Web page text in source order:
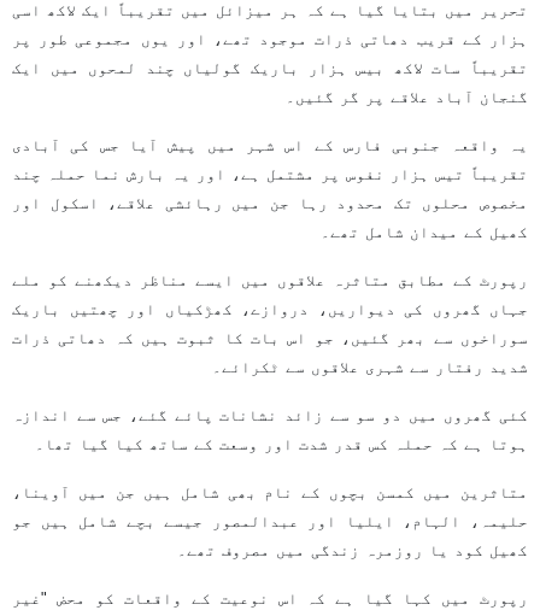
تحریر میں بتایا گیا ہے کہ ہر میزائل میں تقریباً ایک لاکھ اسی
ہزار کے قریب دھاتی ذرات موجود تھے، اور یوں مجموعی طور پر
تقریباً سات لاکھ بیس ہزار باریک گولیاں چند لمحوں میں ایک
گنجان آباد علاقے پر گر گئیں۔
یہ واقعہ جنوبی فارس کے اس شہر میں پیش آیا جس کی آبادی
تقریباً تیس ہزار نفوس پر مشتمل ہے، اور یہ بارش نما حملہ چند
مخصوص محلوں تک محدود رہا جن میں رہائشی علاقے، اسکول اور
کھیل کے میدان شامل تھے۔
رپورٹ کے مطابق متاثرہ علاقوں میں ایسے مناظر دیکھنے کو ملے
جہاں گھروں کی دیواریں، دروازے، کھڑکیاں اور چھتیں باریک
سوراخوں سے بھر گئیں، جو اس بات کا ثبوت ہیں کہ دھاتی ذرات
شدید رفتار سے شہری علاقوں سے ٹکرائے۔
کئی گھروں میں دو سو سے زائد نشانات پائے گئے، جس سے اندازہ
ہوتا ہے کہ حملہ کس قدر شدت اور وسعت کے ساتھ کیا گیا تھا۔
متاثرین میں کمسن بچوں کے نام بھی شامل ہیں جن میں آوینا،
حلیمہ، الہام، ایلیا اور عبدالمصور جیسے بچے شامل ہیں جو
کھیل کود یا روزمرہ زندگی میں مصروف تھے۔
رپورٹ میں کہا گیا ہے کہ اس نوعیت کے واقعات کو محض "غیر